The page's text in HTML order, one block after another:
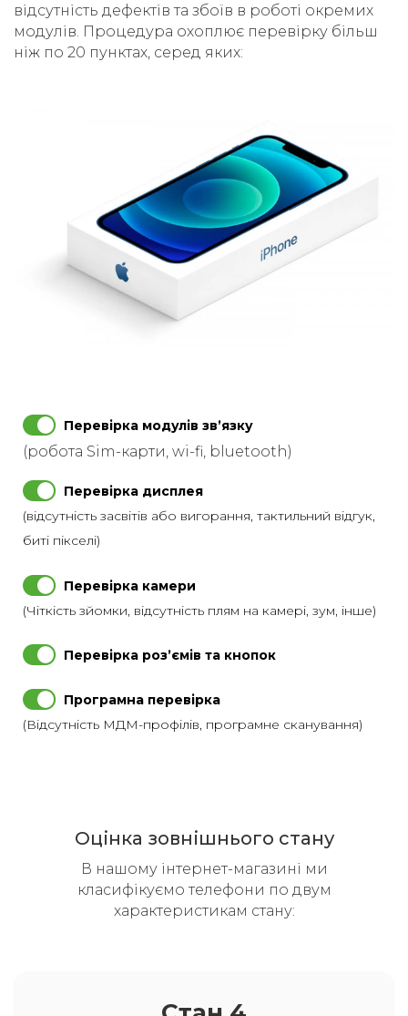
відсутність дефектів та збоїв в роботі окремих
модулів. Процедура охоплює перевірку більш
ніж по 20 пунктах, серед яких:
Перевірка модулів звʼязку
(робота Sim-карти, wi-fi, bluetooth)
Перевірка дисплея
(відсутність засвітів або вигорання, тактильний відгук,
биті пікселі)
Перевірка камери
(Чіткість зйомки, відсутність плям на камері, зум, інше)
Перевірка розʼємів та кнопок
Програмна перевірка
(Відсутність МДМ-профілів, програмне сканування)
Оцінка зовнішнього стану
В нашому інтернет-магазині ми
класифікуємо телефони по двум
характеристикам стану: